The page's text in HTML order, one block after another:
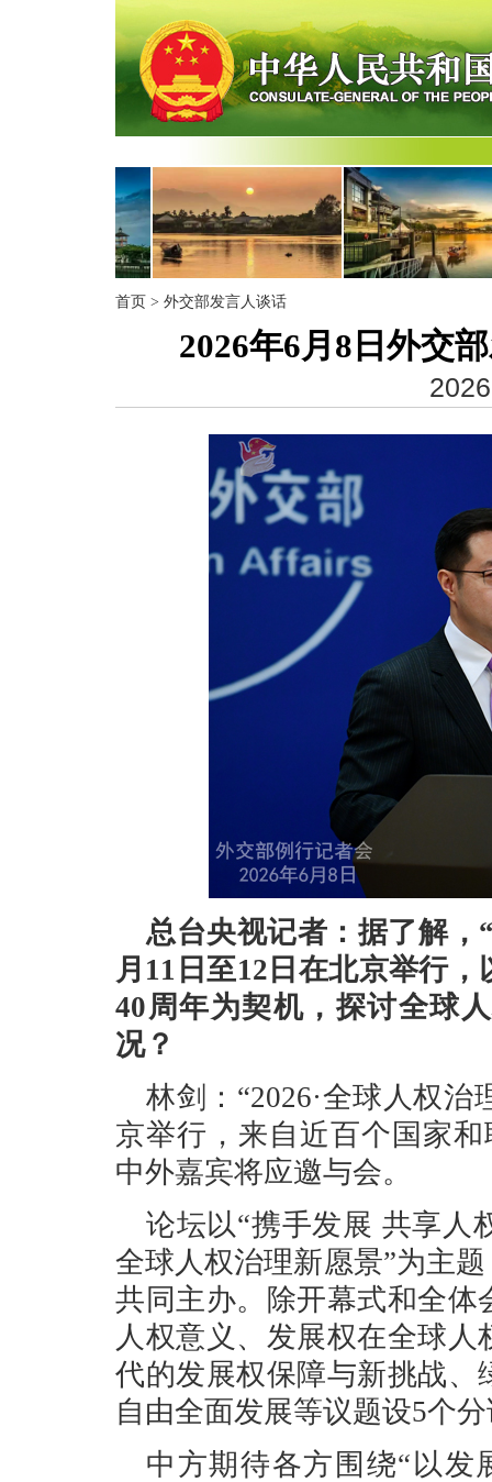
首页 > 外交部发言人谈话
2026年6月8日外交
总台央视记者：据了解，
月11日至12日在北京举行
40周年为契机，探讨全球
况？
林剑：“2026·全球人权
京举行，来自近百个国家
中外嘉宾将应邀与会。
论坛以“携手发展 共享人
全球人权治理新愿景”为主
共同主办。除开幕式和全
人权意义、发展权在全球
代的发展权保障与新挑战
自由全面发展等议题设5个
中方期待各方围绕“以发